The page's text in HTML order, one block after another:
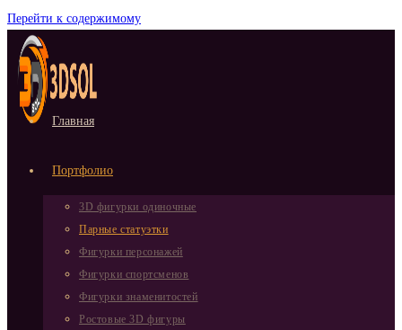
Перейти к содержимому
Главная
Портфолио
3D фигурки одиночные
Парные статуэтки
Фигурки персонажей
Фигурки спортсменов
Фигурки знаменитостей
Ростовые 3D фигуры